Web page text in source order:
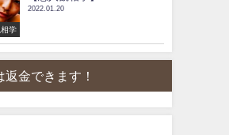
学
2022.01.20
返金できます！